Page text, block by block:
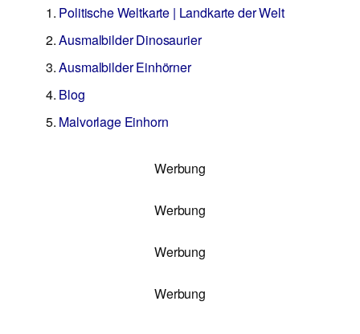
Politische Weltkarte | Landkarte der Welt
Ausmalbilder Dinosaurier
Ausmalbilder Einhörner
Blog
Malvorlage Einhorn
Werbung
Werbung
Werbung
Werbung